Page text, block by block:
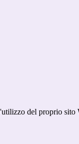
del proprio sito